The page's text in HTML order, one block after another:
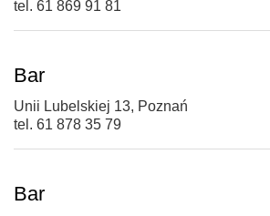
tel. 61 869 91 81
Bar
Unii Lubelskiej 13, Poznań
tel. 61 878 35 79
Bar